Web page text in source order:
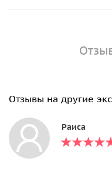
Отзывы на другие
Раиса